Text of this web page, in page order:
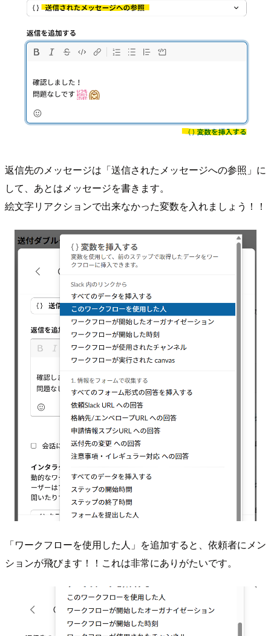
返信先のメッセージは「送信されたメッセージへの参照」に
して、あとはメッセージを書きます。
絵文字リアクションで出来なかった変数を入れましょう！！
「ワークフローを使用した人」を追加すると、依頼者にメン
ションが飛びます！！これは非常にありがたいです。